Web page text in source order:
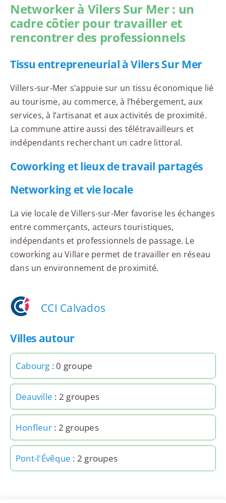
Networker à Vilers Sur Mer : un
cadre côtier pour travailler et
rencontrer des professionnels
Tissu entrepreneurial à Vilers Sur Mer
Villers-sur-Mer s’appuie sur un tissu économique lié
au tourisme, au commerce, à l’hébergement, aux
services, à l’artisanat et aux activités de proximité.
La commune attire aussi des télétravailleurs et
indépendants recherchant un cadre littoral.
Coworking et lieux de travail partagés
Networking et vie locale
La vie locale de Villers-sur-Mer favorise les échanges
entre commerçants, acteurs touristiques,
indépendants et professionnels de passage. Le
coworking au Villare permet de travailler en réseau
dans un environnement de proximité.
CCI Calvados
Villes autour
Cabourg : 0 groupe
Deauville : 2 groupes
Honfleur: 2 groupes
Pont-l'Évêque : 2 groupes